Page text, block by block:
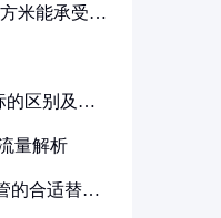
米能承受多
的区别及其
量解析
的合适替代